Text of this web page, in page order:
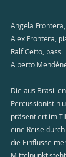
Angela
Alex Frontera,
Ralf Cetto, bass
Alberto
Die aus
Percussionistin
präsentiert im
eine Reise
die Einflüsse